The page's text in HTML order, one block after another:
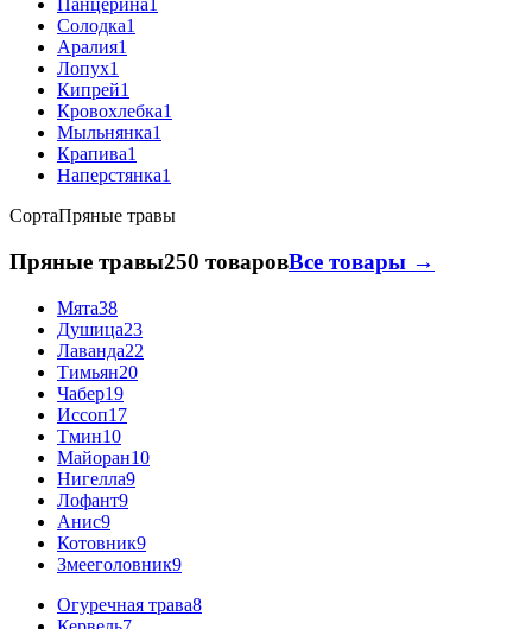
Панцерина1
Солодка1
Аралия1
Лопух1
Кипрей1
Кровохлебка1
Мыльнянка1
Крапива1
Наперстянка1
СортаПряные травы
Пряные травы250 товаровВсе товары →
Мята38
Душица23
Лаванда22
Тимьян20
Чабер19
Иссоп17
Тмин10
Майоран10
Нигелла9
Лофант9
Анис9
Котовник9
Змееголовник9
Огуречная трава8